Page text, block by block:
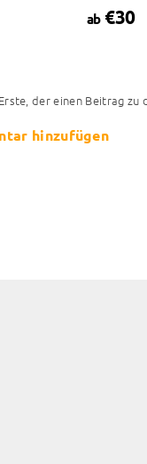
ab€30
der einen Beitrag
hinzufügen